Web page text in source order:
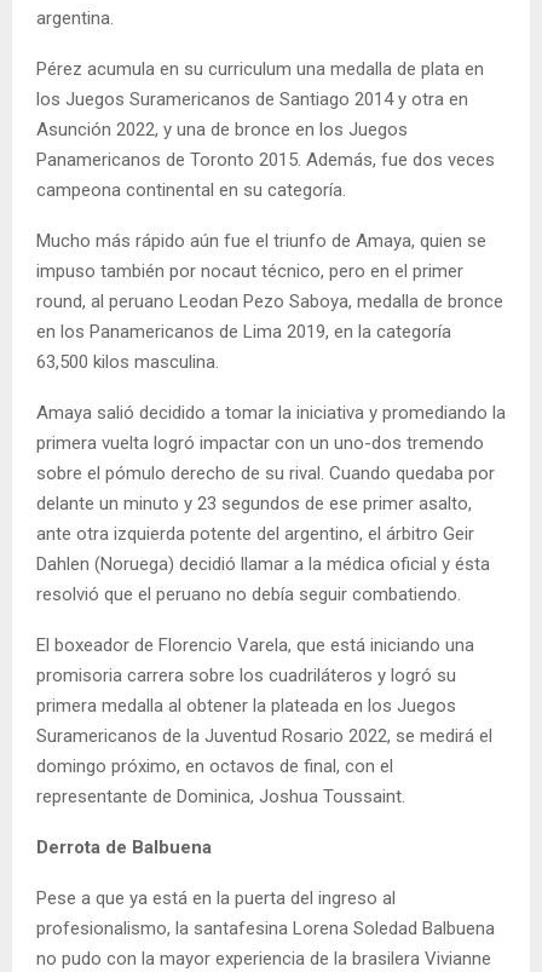
argentina.
Pérez acumula en su curriculum una medalla de plata en
los Juegos Suramericanos de Santiago 2014 y otra en
Asunción 2022, y una de bronce en los Juegos
Panamericanos de Toronto 2015. Además, fue dos veces
campeona continental en su categoría.
Mucho más rápido aún fue el triunfo de Amaya, quien se
impuso también por nocaut técnico, pero en el primer
round, al peruano Leodan Pezo Saboya, medalla de bronce
en los Panamericanos de Lima 2019, en la categoría
63,500 kilos masculina.
Amaya salió decidido a tomar la iniciativa y promediando la
primera vuelta logró impactar con un uno-dos tremendo
sobre el pómulo derecho de su rival. Cuando quedaba por
delante un minuto y 23 segundos de ese primer asalto,
ante otra izquierda potente del argentino, el árbitro Geir
Dahlen (Noruega) decidió llamar a la médica oficial y ésta
resolvió que el peruano no debía seguir combatiendo.
El boxeador de Florencio Varela, que está iniciando una
promisoria carrera sobre los cuadriláteros y logró su
primera medalla al obtener la plateada en los Juegos
Suramericanos de la Juventud Rosario 2022, se medirá el
domingo próximo, en octavos de final, con el
representante de Dominica, Joshua Toussaint.
Derrota de Balbuena
Pese a que ya está en la puerta del ingreso al
profesionalismo, la santafesina Lorena Soledad Balbuena
no pudo con la mayor experiencia de la brasilera Vivianne